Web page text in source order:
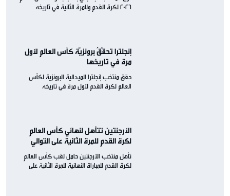
2026 لكرة القدم وللمرة الثانية في تاريخه
إنجلترا تحقّقُ برونزيّة كأس العالم لأول
مرة في تاريخها
حقق منتخب إنجلترا الميدالية البرونزية لكأس
العالم لكرة القدم لأول مرة في تاريخه
الأرجنتين تتأهل لنهائي كأس العالم
لكرة القدم للمرة الثانية على التوالي
تأهل منتخب الأرجنتين حامل لقب كأس العالم
لكرة القدم للمباراة النهائية للمرة الثانية على